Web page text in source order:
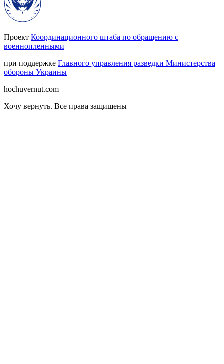
Проект Координационного штаба по обращению с
военнопленными
при поддержке Главного управления разведки Министерства
обороны Украины
hochuvernut.com
Хочу вернуть. Все права защищены